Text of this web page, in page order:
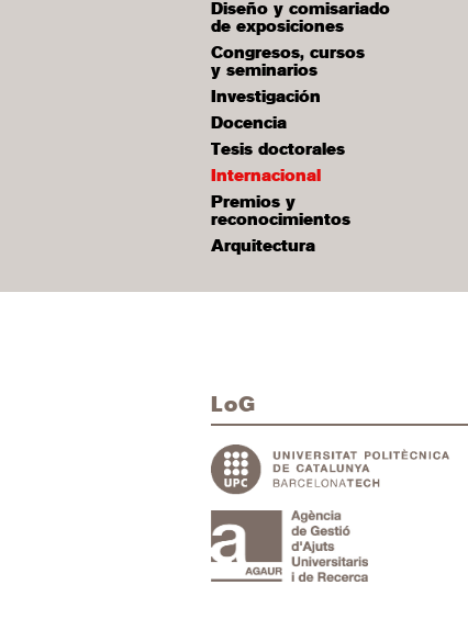
Diseño y comisariado
de exposiciones
Congresos, cursos
y seminarios
Investigación
Docencia
Tesis doctorales
Internacional
Premios y
reconocimientos
Arquitectura
LoG